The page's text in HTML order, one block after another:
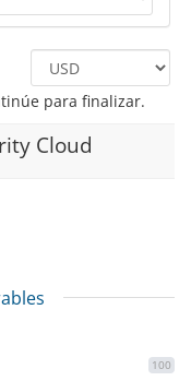
para finalizar.
Cloud
100